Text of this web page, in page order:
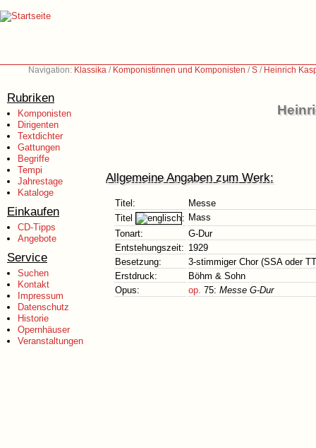
Navigation: Klassika / Komponistinnen und Komponisten /S / Heinrich
Rubriken
Komponisten
Dirigenten
Textdichter
Gattungen
Begriffe
Tempi
Jahrestage
Kataloge
Einkaufen
CD-Tipps
Angebote
Service
Suchen
Kontakt
Impressum
Datenschutz
Historie
Opernhäuser
Veranstaltungen
Allgemeine Angaben zum Werk:
Titel:
Messe
Titel
: Mass
Tonart:
G-Dur
Entstehungszeit: 1929
Besetzung:
3-stimmiger Chor (SSA oder
Erstdruck:
Böhm & Sohn
Opus:
op. 75: Messe G-Dur